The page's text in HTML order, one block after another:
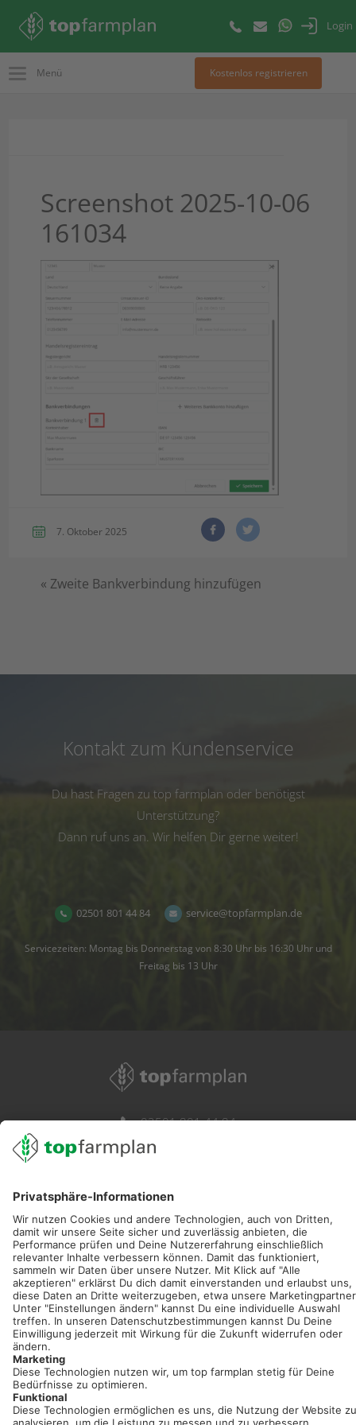
Login
Menü Kostenlos registrieren
Screenshot 2025-10-06
161034
7. Oktober 2025
« Zweite Bankverbindung hinzufügen
Kontakt zum Kundenservice
Du hast Fragen zu top farmplan oder benötigst
Unterstützung?
Dann ruf uns an. Wir helfen Dir gerne weiter!
02501 801 44 84 service@topfarmplan.de
Servicezeiten: Montag bis Donnerstag von 8:30 Uhr bis 16:30 Uhr und
Freitag bis 13 Uhr
02501 801 44 84
service@topfarmplan.de
Sei immer auf dem Laufenden!
Neue Features, spannende Tipps und hilfreiche Anleitungen!
Optimiere Dein Agrarbüro -
einfach und bequem!